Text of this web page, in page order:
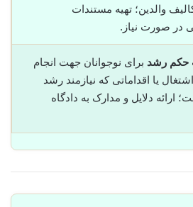
والدین؛ تهیه مستندات
در صورت نیاز.
حکم رشد برای نوجوانان جهت انجام
یا اقداماتی که نیازمند رشد
ارائه دلایل و مدارک به دادگاه